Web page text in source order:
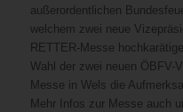
außerordentlichen
welchem zwei neue
RETTER-Messe
Wahl der zwei neuen ÖBFV-
Messe in Wels die
Mehr Infos zur Messe auch